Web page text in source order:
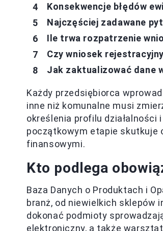
Konsekwencje błędów
Najczęściej zadawane
Ile trwa rozpatrzenie
Czy wniosek
Jak zaktualizować dane
Każdy przedsiębiorca
inne niż komunalne musi
określenia profilu działalności
początkowym etapie skutkuje
finansowymi.
Kto podlega
Baza Danych o Produktach i
branż, od niewielkich sklepów
dokonać podmioty
elektroniczny, a także